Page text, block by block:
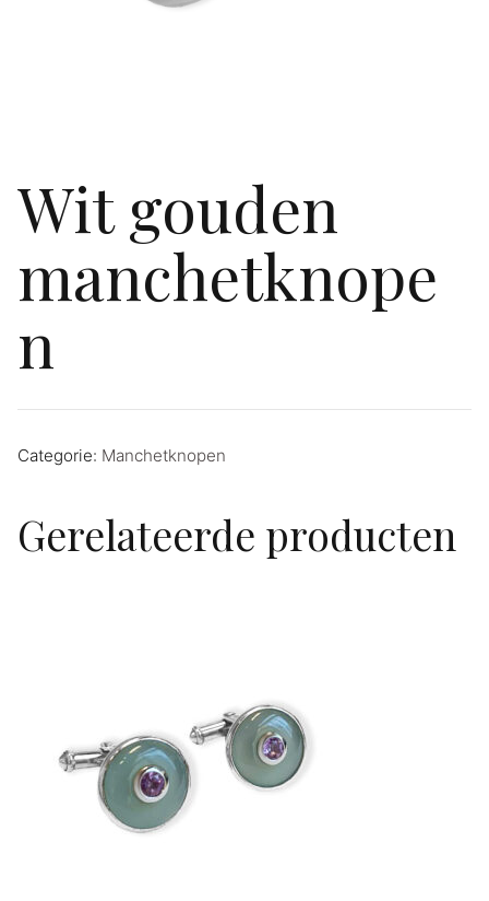
Wit gouden
manchetknope
n
Categorie: Manchetknopen
Gerelateerde producten